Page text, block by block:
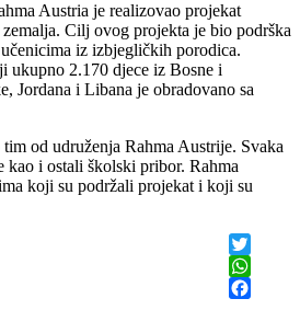
Austria je realizovao projekat
Cilj ovog projekta je bio podrška
iz izbjegličkih porodica.
ukupno 2.170 djece iz Bosne i
Jordana i Libana je obradovano sa
od udruženja Rahma Austrije. Svaka
kao i ostali školski pribor. Rahma
koji su podržali projekat i koji su
Twitter